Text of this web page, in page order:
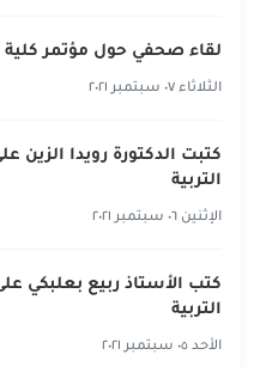
لقاء صحفي حول مؤتمر كلية
الثلاثاء ٠٧ سبتمبر ٢٠٢١
كتبت الدكتورة رويدا الزين
التربية
الإثنين ٠٦ سبتمبر ٢٠٢١
كتب الأستاذ ربيع بعلبكي
التربية
الأحد ٠٥ سبتمبر ٢٠٢١